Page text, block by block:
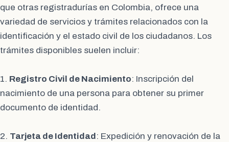
que otras registradurías en Colombia, ofrece una
variedad de servicios y trámites relacionados con la
identificación y el estado civil de los ciudadanos. Los
trámites disponibles suelen incluir:
1. Registro Civil de Nacimiento: Inscripción del
nacimiento de una persona para obtener su primer
documento de identidad.
2. Tarjeta de Identidad : Expedición y renovación de la